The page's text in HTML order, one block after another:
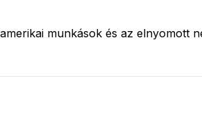
munkások és az elnyomott